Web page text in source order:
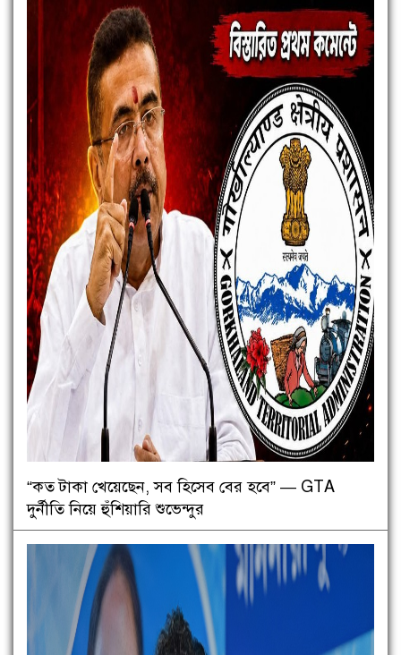
“কত টাকা খেয়েছেন, সব হিসেব বের হবে” — GTA
দুর্নীতি নিয়ে হুঁশিয়ারি শুভেন্দুর